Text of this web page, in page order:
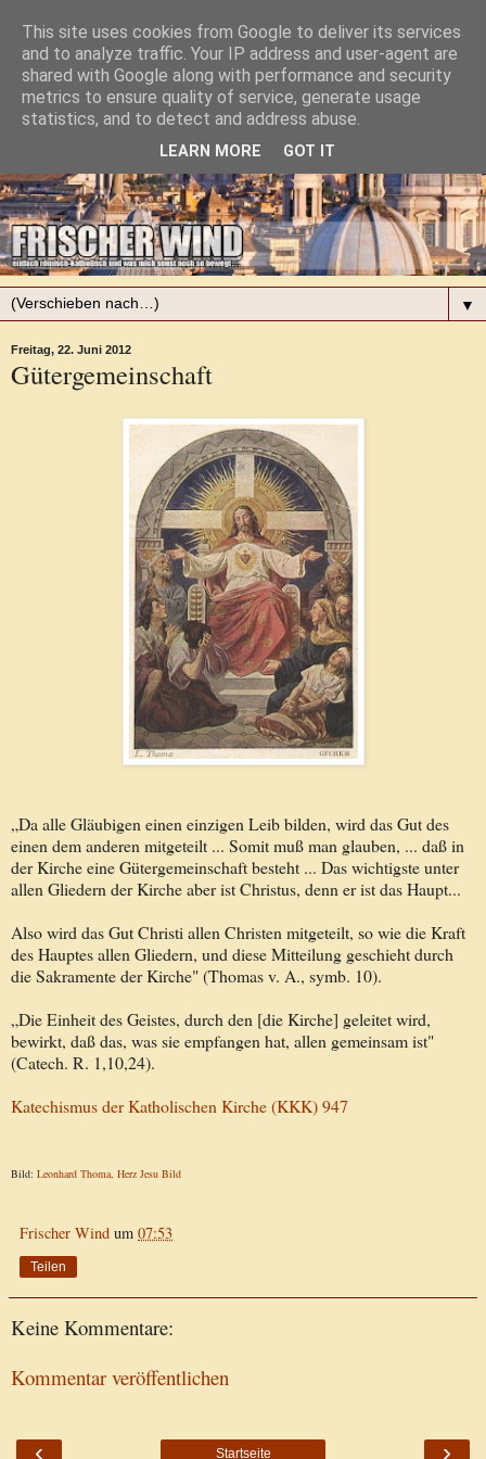
▼
Freitag, 22. Juni 2012
Gütergemeinschaft
„Da alle Gläubigen einen einzigen Leib bilden, wird das Gut des
einen dem anderen mitgeteilt ... Somit muß man glauben, ... daß in
der Kirche eine Gütergemeinschaft besteht ... Das wichtigste unter
allen Gliedern der Kirche aber ist Christus, denn er ist das Haupt...
Also wird das Gut Christi allen Christen mitgeteilt, so wie die Kraft
des Hauptes allen Gliedern, und diese Mitteilung geschieht durch
die Sakramente der Kirche" (Thomas v. A., symb. 10).
„Die Einheit des Geistes, durch den [die Kirche] geleitet wird,
bewirkt, daß das, was sie empfangen hat, allen gemeinsam ist"
(Catech. R. 1,10,24).
Katechismus der Katholischen Kirche (KKK) 947
Bild: Leonhard Thoma, Herz Jesu Bild
Frischer Wind um 07:53
Teilen
Keine Kommentare:
Kommentar veröffentlichen
‹ ›
Startseite
This site uses cookies from Google to deliver its services
and to analyze traffic. Your IP address and user-agent are
shared with Google along with performance and security
metrics to ensure quality of service, generate usage
statistics, and to detect and address abuse.
LEARN MORE GOT IT